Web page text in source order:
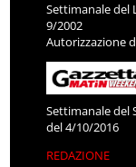
Settimanale del
9/2002
Autorizzazione
Settimanale del
del 4/10/2016
REDAZIONE